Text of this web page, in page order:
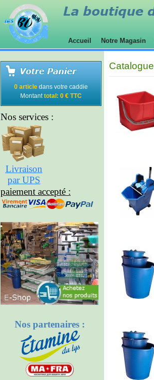
Accueil Notre Magasin
0 article dans votre caddie
Montanttotal: 0 € TTC
Nos services :
Livraison
par UPS
paiement accepté :
Nos partenaires :
Catalogue